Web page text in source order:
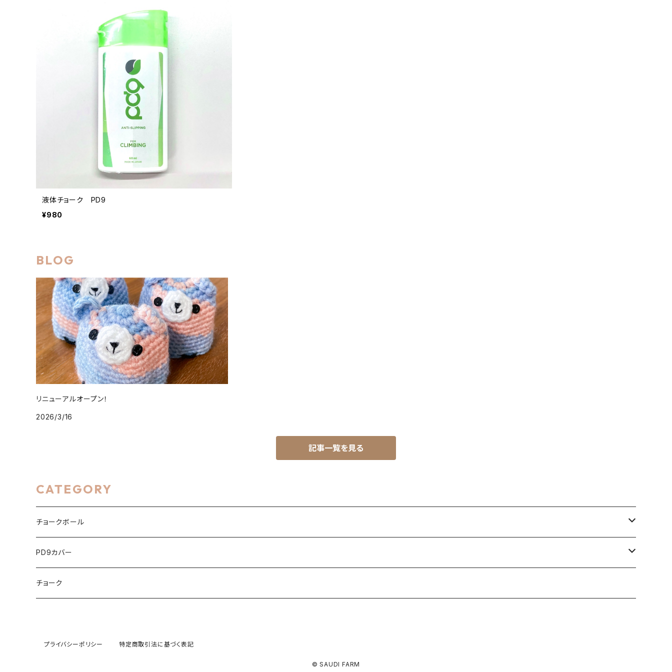
液体チョーク PD9
¥980
BLOG
リニューアルオープン！
2026/3/16
記事一覧を見る
CATEGORY
チョークボール
綿なし
アルパカ
綿詰め（チョークアップパペット）
いぬ
PD9カバー
くま
かえる
チョーク
プライバシーポリシー 特定商取引法に基づく表記
© SAUDI FARM